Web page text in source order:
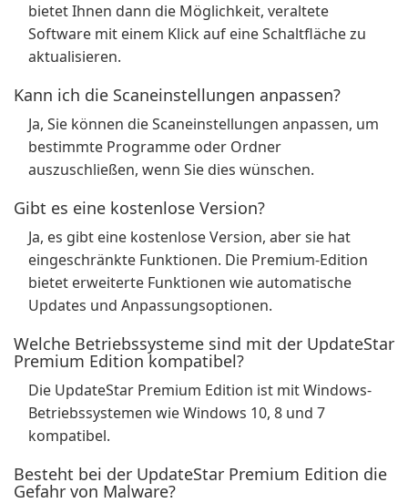
bietet Ihnen dann die Möglichkeit, veraltete
Software mit einem Klick auf eine Schaltfläche zu
aktualisieren.
Kann ich die Scaneinstellungen anpassen?
Ja, Sie können die Scaneinstellungen anpassen, um
bestimmte Programme oder Ordner
auszuschließen, wenn Sie dies wünschen.
Gibt es eine kostenlose Version?
Ja, es gibt eine kostenlose Version, aber sie hat
eingeschränkte Funktionen. Die Premium-Edition
bietet erweiterte Funktionen wie automatische
Updates und Anpassungsoptionen.
Welche Betriebssysteme sind mit der UpdateStar
Premium Edition kompatibel?
Die UpdateStar Premium Edition ist mit Windows-
Betriebssystemen wie Windows 10, 8 und 7
kompatibel.
Besteht bei der UpdateStar Premium Edition die
Gefahr von Malware?